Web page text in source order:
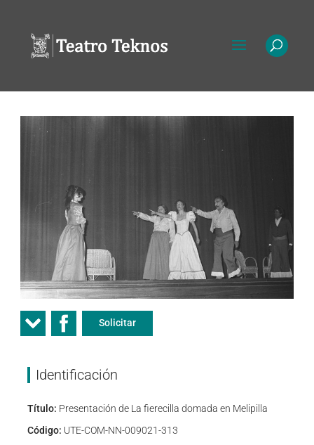
Solicitar
Identificación
Título: Presentación de La fierecilla domada en Melipilla
Código: UTE-COM-NN-009021-313